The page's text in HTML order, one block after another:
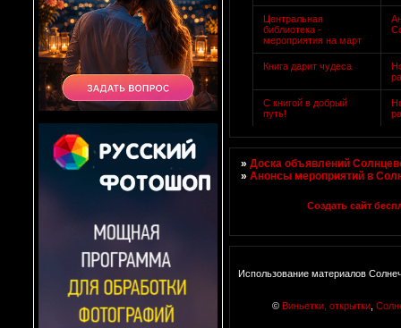
Центральная
библиотека -
мероприятия на март
Книга дарит чудеса
С книгой в добрый
путь!
»Доска объявлений
»Анонсы мероприятий в
Создать сайт
Использование материалов
© Виньетки, открытки,